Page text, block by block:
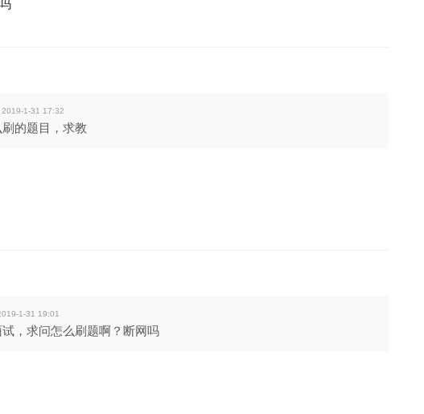
1-31 17:32
的题目，求教
1-31 19:01
，求问怎么刷题啊？断网吗